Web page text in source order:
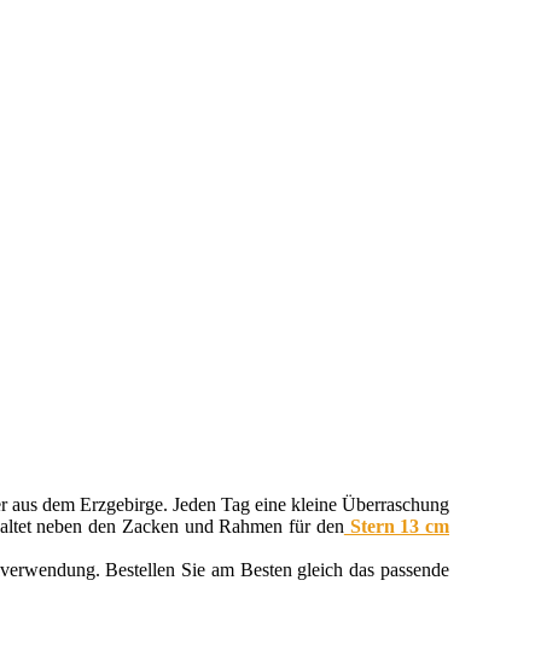
dem Erzgebirge. Jeden Tag eine kleine Überraschung
neben den Zacken und Rahmen für den Stern 13 cm
Bestellen Sie am Besten gleich das passende